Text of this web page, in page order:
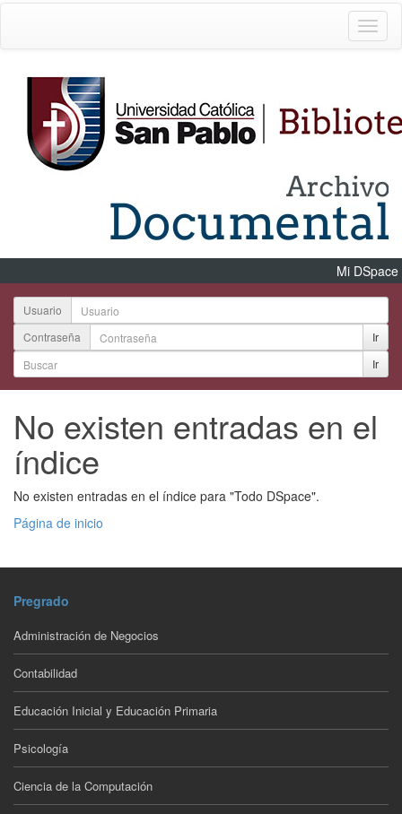
Mi DSpace
Usuario
Contraseña
Ir
Ir
No existen entradas en el
índice
No existen entradas en el índice para "Todo DSpace".
Página de inicio
Pregrado
Administración de Negocios
Contabilidad
Educación Inicial y Educación Primaria
Psicología
Ciencia de la Computación